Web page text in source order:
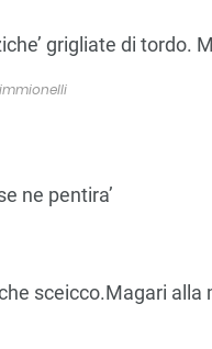
grigliate di tordo.
ne pentira’
sceicco.Magari alla